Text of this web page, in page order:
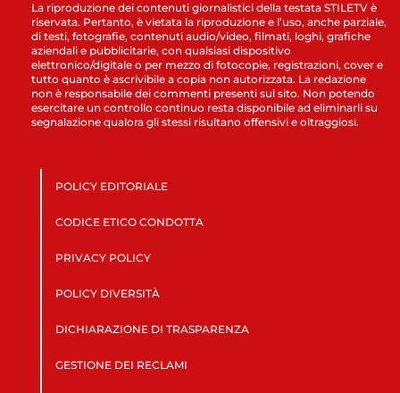
La riproduzione dei contenuti giornalistici della testata STILETV è
riservata. Pertanto, è vietata la riproduzione e l’uso, anche parziale,
di testi, fotografie, contenuti audio/video, filmati, loghi, grafiche
aziendali e pubblicitarie, con qualsiasi dispositivo
elettronico/digitale o per mezzo di fotocopie, registrazioni, cover e
tutto quanto è ascrivibile a copia non autorizzata. La redazione
non è responsabile dei commenti presenti sul sito. Non potendo
esercitare un controllo continuo resta disponibile ad eliminarli su
segnalazione qualora gli stessi risultano offensivi e oltraggiosi.
POLICY EDITORIALE
CODICE ETICO CONDOTTA
PRIVACY POLICY
POLICY DIVERSITÀ
DICHIARAZIONE DI TRASPARENZA
GESTIONE DEI RECLAMI